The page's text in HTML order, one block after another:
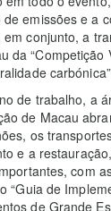
emissões e a
conjunto, a
da “Competição
de trabalho, a
de Macau
os
e a
com
“Guia de
de Grande